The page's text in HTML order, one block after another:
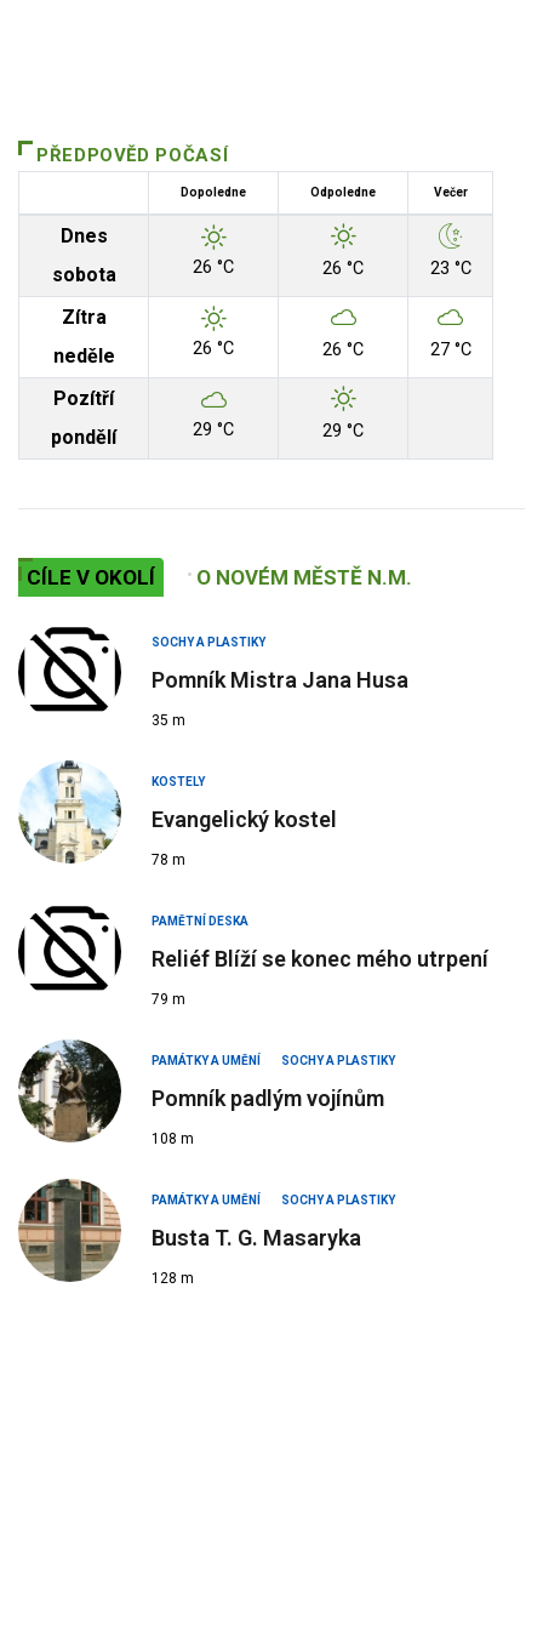
PŘEDPOVĚD POČASÍ
Dopoledne Odpoledne Večer
Dnes
sobota
26 °C 26 °C 23 °C
Zítra
neděle
26 °C 26 °C 27 °C
Pozítří
pondělí
29 °C 29 °C
CÍLE V OKOLÍ O NOVÉM MĚSTĚ N.M.
SOCHY A PLASTIKY
Pomník Mistra Jana Husa
35 m
KOSTELY
Evangelický kostel
78 m
PAMĚTNÍ DESKA
Reliéf Blíží se konec mého utrpení
79 m
PAMÁTKY A UMĚNÍ SOCHY A PLASTIKY
Pomník padlým vojínům
108 m
PAMÁTKY A UMĚNÍ SOCHY A PLASTIKY
Busta T. G. Masaryka
128 m